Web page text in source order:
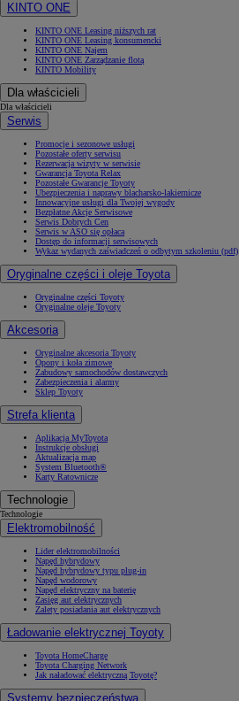
KINTO ONE
KINTO ONE Leasing niższych rat
KINTO ONE Leasing konsumencki
KINTO ONE Najem
KINTO ONE Zarządzanie flotą
KINTO Mobility
Dla właścicieli
Dla właścicieli
Serwis
Promocje i sezonowe usługi
Pozostałe oferty serwisu
Rezerwacja wizyty w serwisie
Gwarancja Toyota Relax
Pozostałe Gwarancje Toyoty
Ubezpieczenia i naprawy blacharsko-lakiernicze
Innowacyjne usługi dla Twojej wygody
Bezpłatne Akcje Serwisowe
Serwis Dobrych Cen
Serwis w ASO się opłaca
Dostęp do informacji serwisowych
Wykaz wydanych zaświadczeń o odbytym szkoleniu (pdf)
Oryginalne części i oleje Toyota
Oryginalne części Toyoty
Oryginalne oleje Toyoty
Akcesoria
Oryginalne akcesoria Toyoty
Opony i koła zimowe
Zabudowy samochodów dostawczych
Zabezpieczenia i alarmy
Sklep Toyoty
Strefa klienta
Aplikacja MyToyota
Instrukcje obsługi
Aktualizacja map
System Bluetooth®
Karty Ratownicze
Technologie
Technologie
Elektromobilność
Lider elektromobilności
Napęd hybrydowy
Napęd hybrydowy typu plug-in
Napęd wodorowy
Napęd elektryczny na baterię
Zasięg aut elektrycznych
Zalety posiadania aut elektrycznych
Ładowanie elektrycznej Toyoty
Toyota HomeCharge
Toyota Charging Network
Jak naładować elektryczną Toyotę?
Systemy bezpieczeństwa